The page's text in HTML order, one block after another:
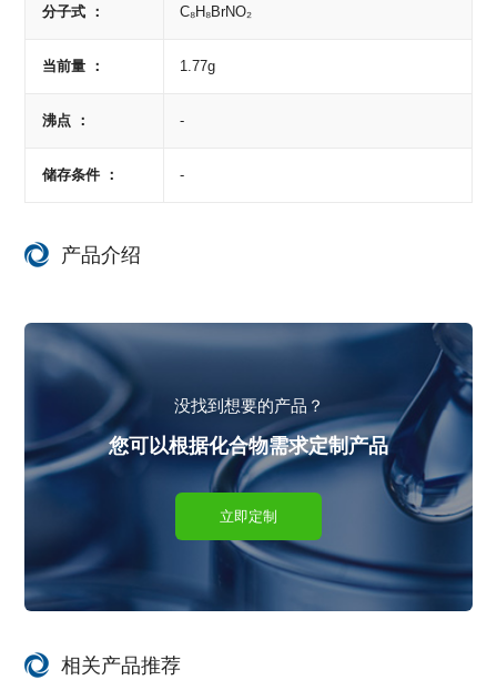
分子式 ： C₈H₈BrNO₂
当前量 ： 1.77g
沸点 ： -
储存条件 ： -
产品介绍
没找到想要的产品？
您可以根据化合物需求定制产品
立即定制
相关产品推荐